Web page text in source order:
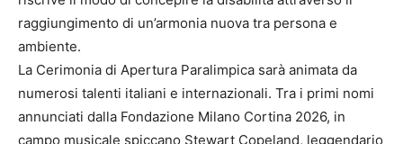
raggiungimento di un’armonia nuova tra persona e
ambiente.
La Cerimonia di Apertura Paralimpica sarà animata da
numerosi talenti italiani e internazionali. Tra i primi nomi
annunciati dalla Fondazione Milano Cortina 2026, in
campo musicale spiccano Stewart Copeland, leggendario